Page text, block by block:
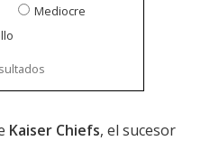
Mediocre
Kaiser Chiefs, el sucesor